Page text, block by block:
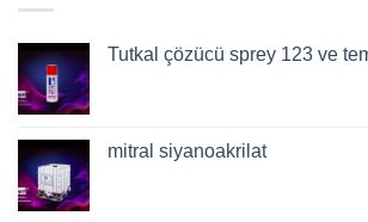
Tutkal çözücü sprey 123 ve
mitral siyanoakrilat